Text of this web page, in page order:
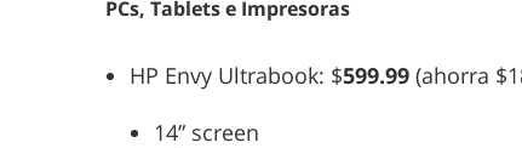
PCs, Tablets e Impresoras
HP Envy Ultrabook: $599.99 (ahorra
14” screen